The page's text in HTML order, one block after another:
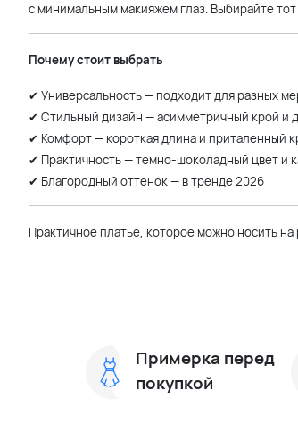
с минимальным макияжем глаз. Выбирайте
Почему стоит выбрать
✔ Универсальность — подходит для разных
✔ Стильный дизайн — асимметричный крой и
✔ Комфорт — короткая длина и приталенный
✔ Практичность — темно-шоколадный цвет и
✔ Благородный оттенок — в тренде 2026
Практичное платье, которое можно носить
Примерка перед
покупкой